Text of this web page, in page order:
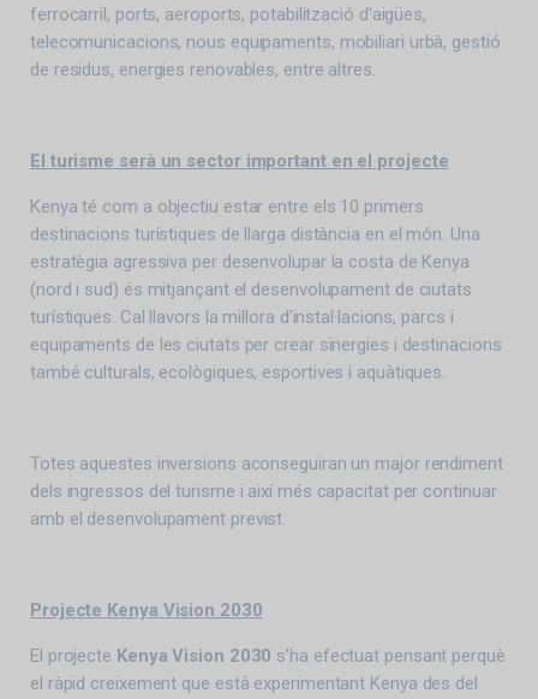
ferrocarril, ports, aeroports, potabilització d’aigües,
telecomunicacions, nous equipaments, mobiliari urbà, gestió
de residus, energies renovables, entre altres.
El turisme serà un sector important en el projecte
Kenya té com a objectiu estar entre els 10 primers
destinacions turístiques de llarga distància en el món. Una
estratègia agressiva per desenvolupar la costa de Kenya
(nord i sud) és mitjançant el desenvolupament de ciutats
turístiques. Cal llavors la millora d’instal·lacions, parcs i
equipaments de les ciutats per crear sinergies i destinacions
també culturals, ecològiques, esportives i aquàtiques.
Totes aquestes inversions aconseguiran un major rendiment
dels ingressos del turisme i així més capacitat per continuar
amb el desenvolupament previst.
Projecte Kenya Vision 2030
El projecte Kenya Vision 2030 s’ha efectuat pensant perquè
el ràpid creixement que està experimentant Kenya des del